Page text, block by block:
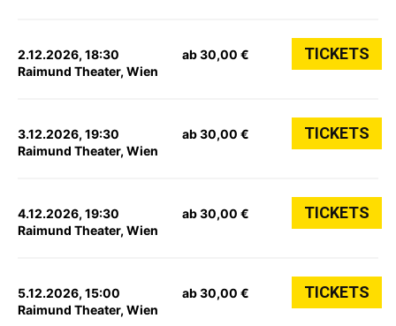
2.12.2026, 18:30
Raimund Theater, Wien
ab 30,00 € TICKETS
3.12.2026, 19:30
Raimund Theater, Wien
ab 30,00 € TICKETS
4.12.2026, 19:30
Raimund Theater, Wien
ab 30,00 € TICKETS
5.12.2026, 15:00
Raimund Theater, Wien
ab 30,00 € TICKETS